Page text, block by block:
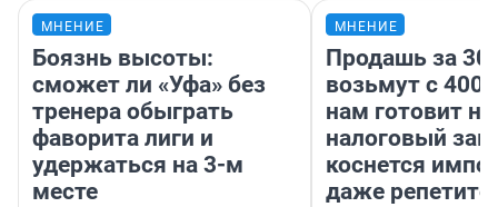
МНЕНИЕ
Боязнь высоты:
сможет ли «Уфа» без
тренера обыграть
фаворита лиги и
удержаться на 3-м
месте
МНЕНИЕ
Продашь за
возьмут с
нам готовит
налоговый
коснется
даже